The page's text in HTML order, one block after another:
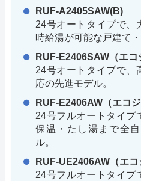
RUF-A2405SAW(B)
24号オートタイプで、
時給湯が可能な戸建て
RUF-E2406SAW（エコ
24号オートタイプで、
応の先進モデル。
RUF-E2406AW（エコジ
24号フルオートタイプ
保温・たし湯まで全
ル。
RUF-UE2406AW（エコ
24号フルオートタイプ